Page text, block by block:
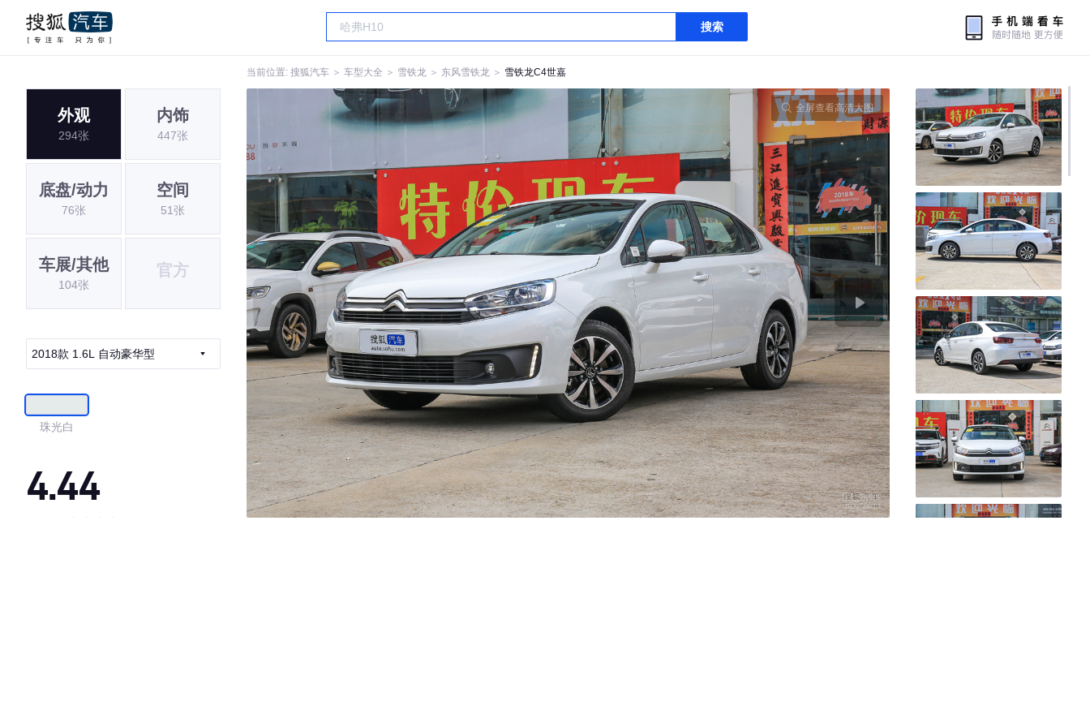
搜索
当前位置: 搜狐汽车 ＞ 车型大全 ＞ 雪铁龙 ＞ 东风雪铁龙 ＞ 雪铁龙C4世嘉
外观
294张
内饰
447张
底盘/动力
76张
空间
51张
车展/其他
104张
官方
2018款 1.6L 自动豪华型
珠光白
4.44
全屏查看高清大图